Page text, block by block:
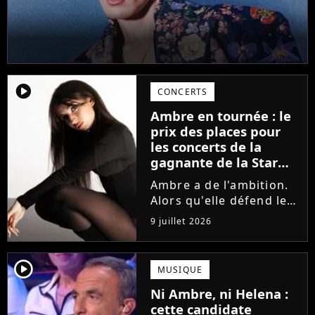
player2 CONCERTS
Ambre en tournée : le
prix des places pour
les concerts de la
gagnante de la Star
Academy !
Ambre a de l'ambition.
Alors qu'elle défend le
single J'me demande et
qu'elle prépare son
premier album, la
gagnante de la dernière
saison de la Star
Academy annonce les
dates de sa...
9 juillet 2026
player2 MUSIQUE
Ni Ambre, ni Helena :
cette candidate